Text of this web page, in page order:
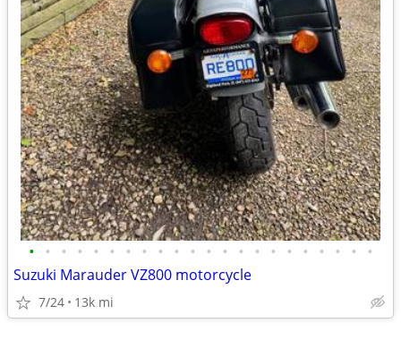
• • • • • • • • • • • • • • • • • • • • • •
Suzuki Marauder VZ800 motorcycle
7/24 13k mi